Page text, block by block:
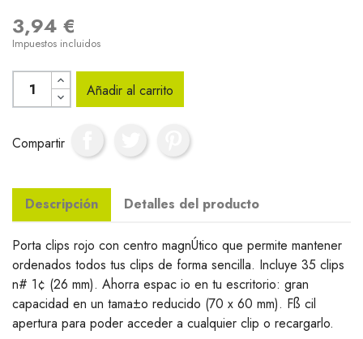
3,94 €
Impuestos incluidos
Añadir al carrito
Compartir
Descripción Detalles del producto
Porta clips rojo con centro magnÚtico que permite mantener
ordenados todos tus clips de forma sencilla. Incluye 35 clips
n# 1¢ (26 mm). Ahorra espac io en tu escritorio: gran
capacidad en un tama±o reducido (70 x 60 mm). Fß cil
apertura para poder acceder a cualquier clip o recargarlo.